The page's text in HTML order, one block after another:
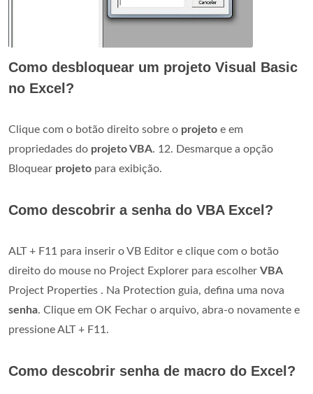
Como desbloquear um projeto Visual Basic
no Excel?
Clique com o botão direito sobre o projeto e em
propriedades do projeto VBA. 12. Desmarque a opção
Bloquear projeto para exibição.
Como descobrir a senha do VBA Excel?
ALT + F11 para inserir o VB Editor e clique com o botão
direito do mouse no Project Explorer para escolher VBA
Project Properties . Na Protection guia, defina uma nova
senha. Clique em OK Fechar o arquivo, abra-o novamente e
pressione ALT + F11.
Como descobrir senha de macro do Excel?